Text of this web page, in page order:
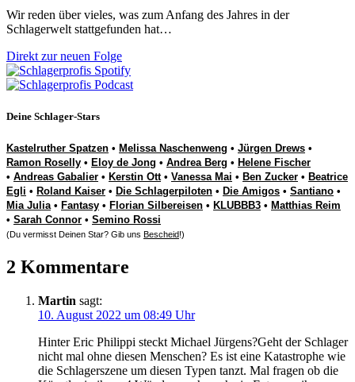
Wir reden über vieles, was zum Anfang des Jahres in der
Schlagerwelt stattgefunden hat…
Direkt zur neuen Folge
Deine Schlager-Stars
Kastelruther Spatzen • Melissa Naschenweng • Jürgen Drews •
Ramon Roselly • Eloy de Jong • Andrea Berg • Helene Fischer
• Andreas Gabalier • Kerstin Ott• Vanessa Mai • Ben Zucker • Beatrice
Egli • Roland Kaiser • Die Schlagerpiloten • Die Amigos • Santiano •
Mia Julia • Fantasy • Florian Silbereisen • KLUBBB3 • Matthias Reim
• Sarah Connor • Semino Rossi
(Du vermisst Deinen Star? Gib uns Bescheid!)
2 Kommentare
Martin sagt:
10. August 2022 um 08:49 Uhr
Hinter Eric Philippi steckt Michael Jürgens?Geht der Schlager
nicht mal ohne diesen Menschen? Es ist eine Katastrophe wie
die Schlagerszene um diesen Typen tanzt. Mal fragen ob die